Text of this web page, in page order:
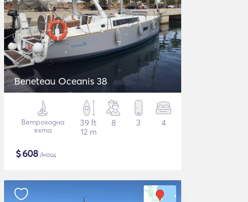
Beneteau Oceanis 38
Ветроходна
яхта
39 ft
12 m
8 3 4
$608/нощ